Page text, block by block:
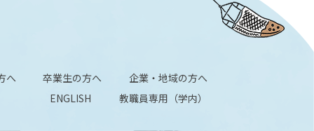
へ 卒業生の方へ
企業・地域の方へ
ENGLISH
教職員専用（学内）